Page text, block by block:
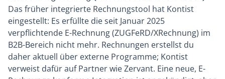
Das früher integrierte Rechnungstool hat Kontist
eingestellt: Es erfüllte die seit Januar 2025
verpflichtende E-Rechnung (ZUGFeRD/XRechnung) im
B2B-Bereich nicht mehr. Rechnungen erstellst du
daher aktuell über externe Programme; Kontist
verweist dafür auf Partner wie Zervant. Eine neue, E-